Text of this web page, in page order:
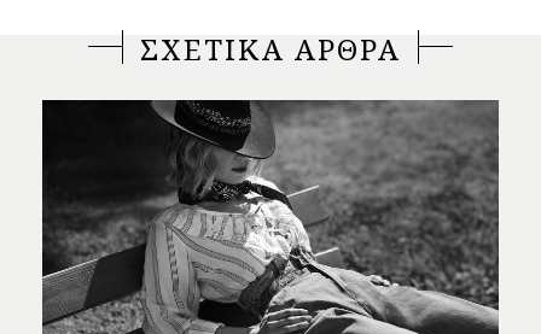
ΣΧΕΤΙΚΑ ΑΡΘΡΑ